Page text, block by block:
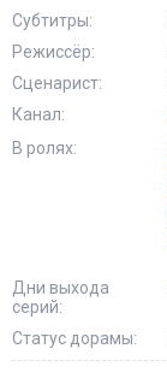
Субтитры:
Режиссёр:
Сценарист:
Канал:
В ролях:
Дни выхода
серий:
Статус дорамы: